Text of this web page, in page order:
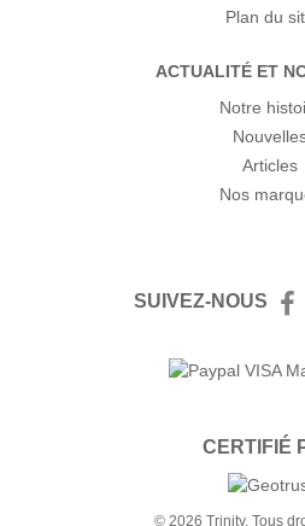
Plan du
ACTUALITÉ ET
Notre
Articles
Nos
SUIVEZ-NOUS
CERTIFIÉ
© 2026 Trinity. Tous